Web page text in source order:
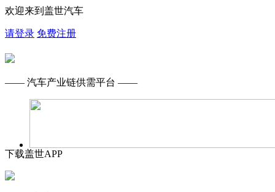
欢迎来到盖世汽车
请登录 免费注册
—— 汽车产业链供需平台 ——
下载盖世APP